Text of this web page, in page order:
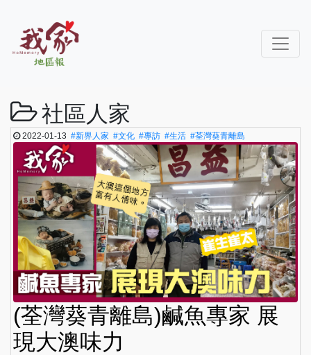
社區人家
2022-01-13#新界人家 #文化 #專訪 #生活 #荃灣葵青離島
(荃灣葵青離島)鹹魚專家 展
現大澳味力